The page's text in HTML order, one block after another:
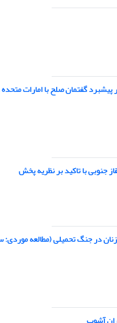
در جنگ تحمیلی (مطالعه موردی: